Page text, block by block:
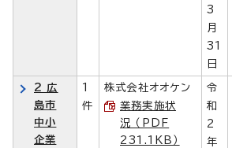
3
月
31
日
2 広
島市
中小
企業
1
件
株式会社オオケン
業務実施状
況 （PDF
231.1KB）
令
和
2
年